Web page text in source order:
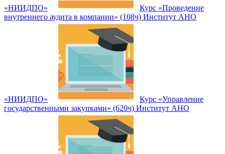
«НИИДПО»
Курс «Проведение
внутреннего аудита в компании» (108ч) Институт АНО
«НИИДПО»
Курс «Управление
государственными закупками» (620ч) Институт АНО